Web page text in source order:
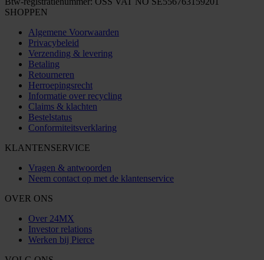
SHOPPEN
Algemene Voorwaarden
Privacybeleid
Verzending & levering
Betaling
Retourneren
Herroepingsrecht
Informatie over recycling
Claims & klachten
Bestelstatus
Conformiteitsverklaring
KLANTENSERVICE
Vragen & antwoorden
Neem contact op met de klantenservice
OVER ONS
Over 24MX
Investor relations
Werken bij Pierce